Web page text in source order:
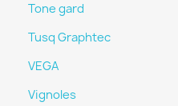
Tone gard
Tusq Graphtec
VEGA
Vignoles